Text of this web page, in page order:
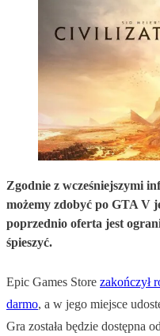
Zgodnie z wcześniejszymi
możemy zdobyć po GTA V
poprzednio oferta jest
śpieszyć.
Epic Games Store zakończył
darmo, a w jego miejsce
Gra została będzie dostępna